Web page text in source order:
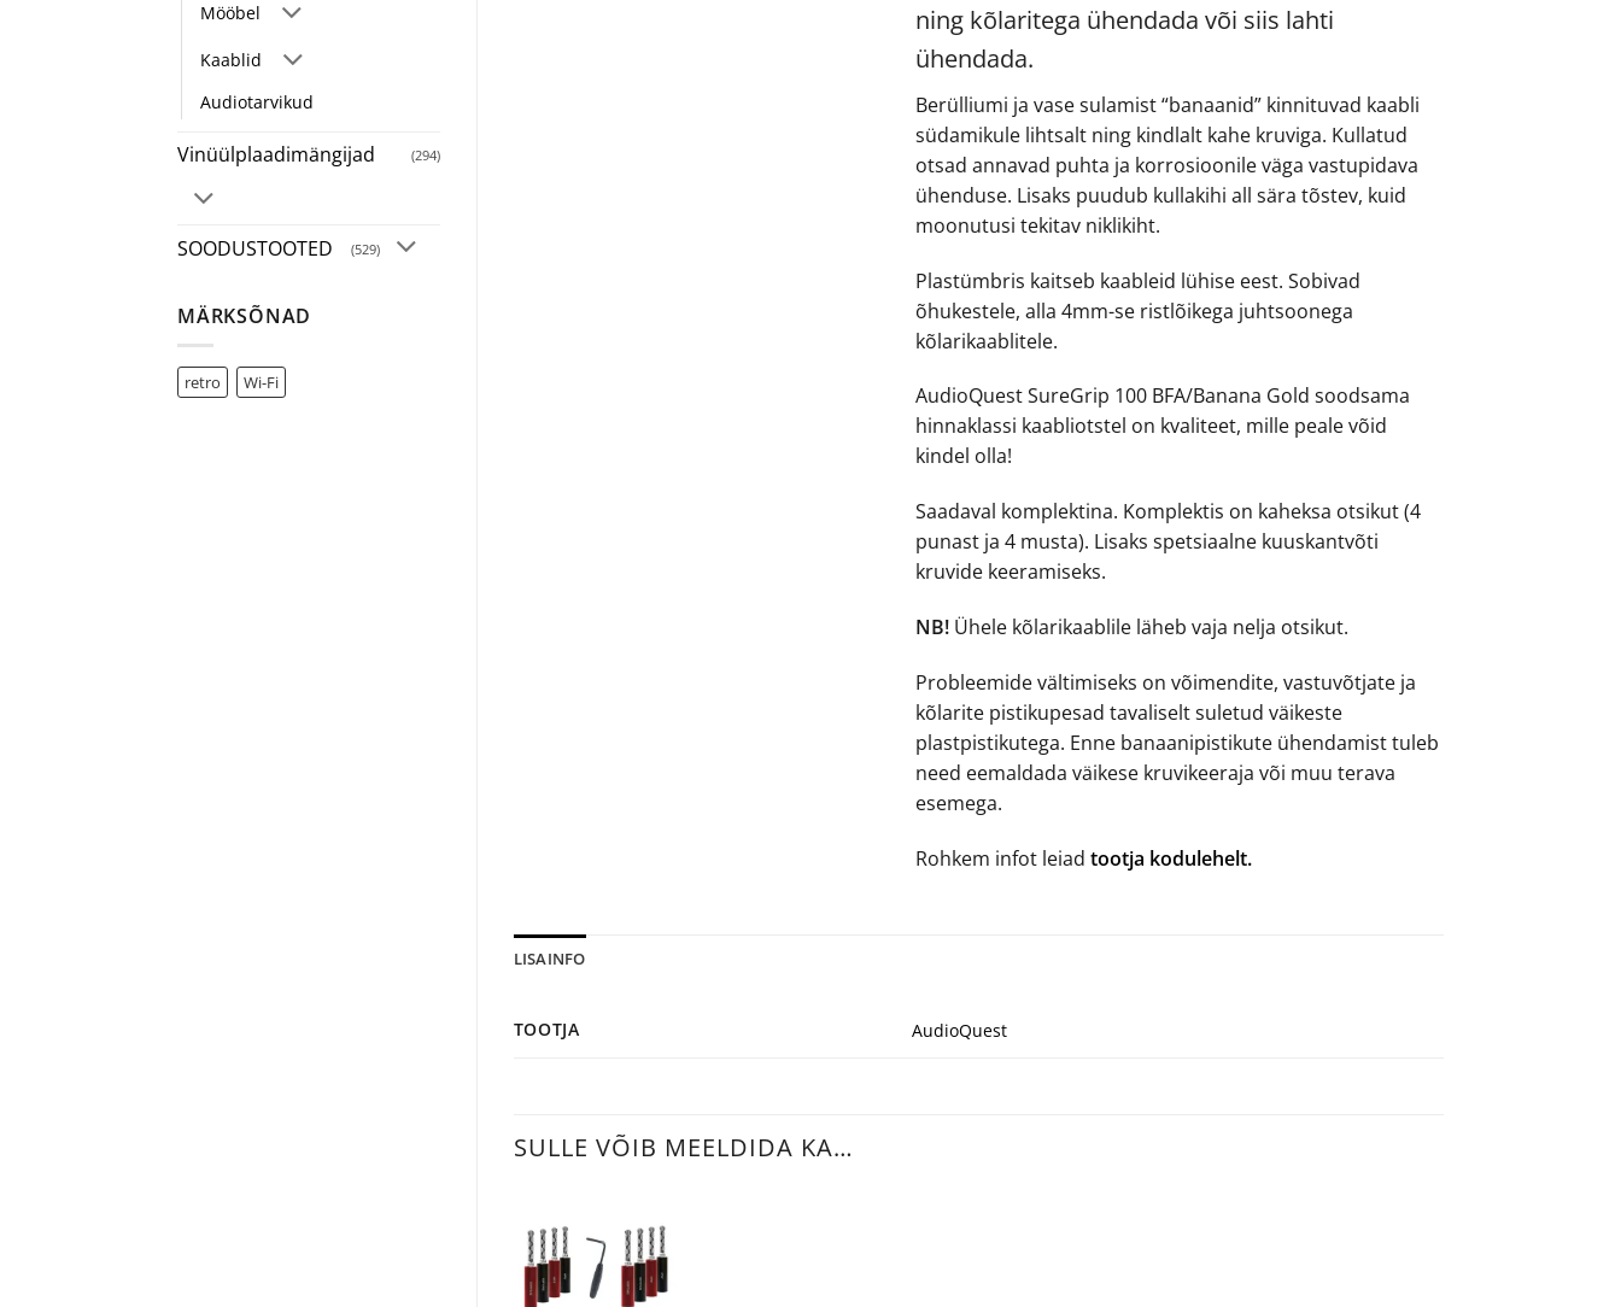
Mööbel
Kaablid
Audiotarvikud
Vinüülplaadimängijad (294)
SOODUSTOOTED (529)
MÄRKSÕNAD
retro Wi-Fi
ning kõlaritega ühendada või siis lahti
ühendada.
Berülliumi ja vase sulamist “banaanid” kinnituvad kaabli
südamikule lihtsalt ning kindlalt kahe kruviga. Kullatud
otsad annavad puhta ja korrosioonile väga vastupidava
ühenduse. Lisaks puudub kullakihi all sära tõstev, kuid
moonutusi tekitav niklikiht.
Plastümbris kaitseb kaableid lühise eest. Sobivad
õhukestele, alla 4mm-se ristlõikega juhtsoonega
kõlarikaablitele.
AudioQuest SureGrip 100 BFA/Banana Gold soodsama
hinnaklassi kaabliotstel on kvaliteet, mille peale võid
kindel olla!
Saadaval komplektina. Komplektis on kaheksa otsikut (4
punast ja 4 musta). Lisaks spetsiaalne kuuskantvõti
kruvide keeramiseks.
NB! Ühele kõlarikaablile läheb vaja nelja otsikut.
Probleemide vältimiseks on võimendite, vastuvõtjate ja
kõlarite pistikupesad tavaliselt suletud väikeste
plastpistikutega. Enne banaanipistikute ühendamist tuleb
need eemaldada väikese kruvikeeraja või muu terava
esemega.
Rohkem infot leiad tootja kodulehelt.
LISAINFO
TOOTJA AudioQuest
SULLE VÕIB MEELDIDA KA…